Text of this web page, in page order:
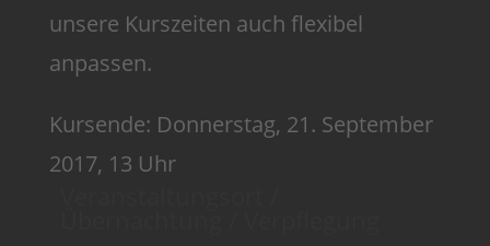
unsere Kurszeiten auch flexibel
anpassen.
Kursende: Donnerstag, 21. September
2017, 13 Uhr